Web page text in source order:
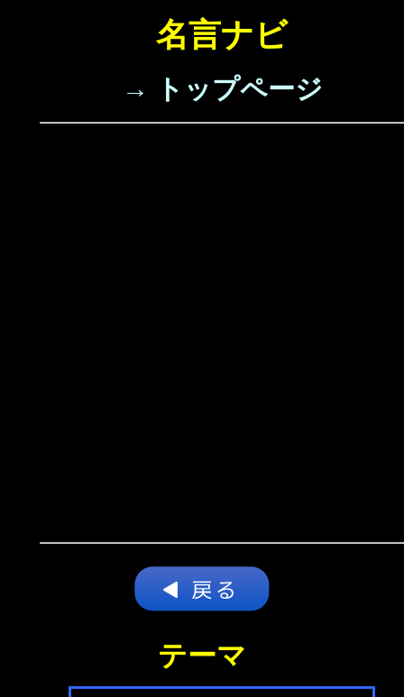
名言ナビ
→ トップページ
テーマ